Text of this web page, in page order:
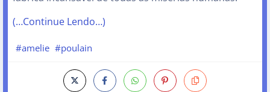
(…Continue Lendo…)
#amelie #poulain